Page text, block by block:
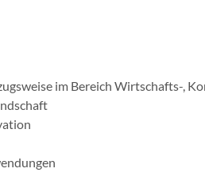
im Bereich Wirtschafts-,